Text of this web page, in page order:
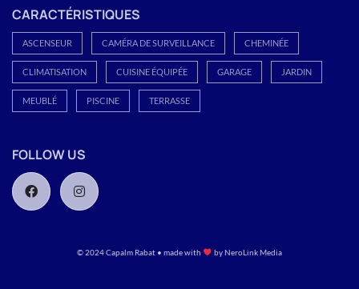
CARACTÉRISTIQUES
ASCENSEUR CAMÉRA DE SURVEILLANCE CHEMINÉE
CLIMATISATION CUISINE ÉQUIPÉE GARAGE JARDIN
MEUBLÉ PISCINE TERRASSE
FOLLOW US
© 2024 Capalm Rabat • made with byNeroLink Media